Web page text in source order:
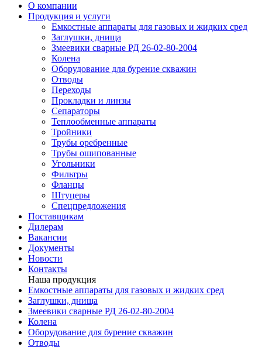
О компании
Продукция и услуги
Емкостные аппараты для газовых и жидких сред
Заглушки, днища
Змеевики сварные РД 26-02-80-2004
Колена
Оборудование для бурение скважин
Отводы
Переходы
Прокладки и линзы
Сепараторы
Теплообменные аппараты
Тройники
Трубы оребренные
Трубы ошипованные
Угольники
Фильтры
Фланцы
Штуцеры
Спецпредложения
Поставщикам
Дилерам
Вакансии
Документы
Новости
Контакты
Наша продукция
Емкостные аппараты для газовых и жидких сред
Заглушки, днища
Змеевики сварные РД 26-02-80-2004
Колена
Оборудование для бурение скважин
Отводы